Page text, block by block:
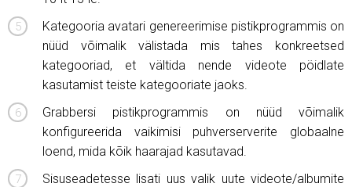
Kategooria avatari genereerimise pistikprogrammis on
nüüd võimalik välistada mis tahes konkreetsed
kategooriad, et vältida nende videote pöidlate
kasutamist teiste kategooriate jaoks.
Grabbersi pistikprogrammis on nüüd võimalik
konfigureerida vaikimisi puhverserverite globaalne
loend, mida kõik haarajad kasutavad.
Sisuseadetesse lisati uus valik uute videote/albumite